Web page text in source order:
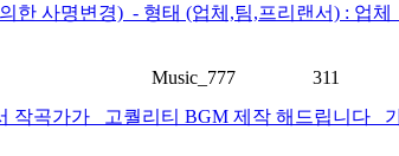
사명변경) ​ - 형태 (업체,팀,프리랜서) : 업체
Music_777 311
작곡가가 고퀄리티 BGM 제작 해드립니다